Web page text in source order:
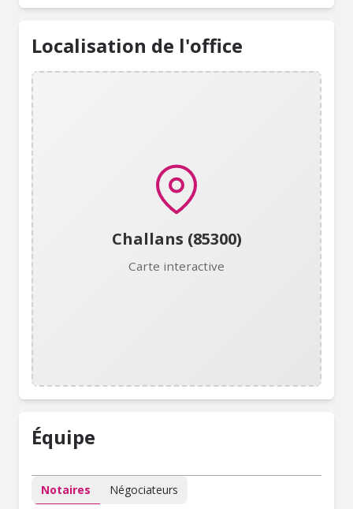
Localisation de l'office
Challans (85300)
Carte interactive
Équipe
Notaires Négociateurs